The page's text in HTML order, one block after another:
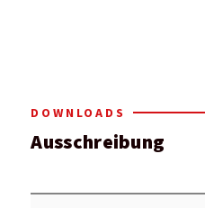
DOWNLOADS
Ausschreibung